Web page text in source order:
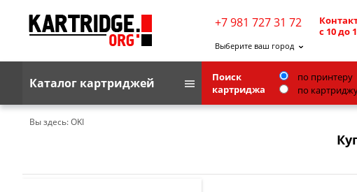
+7 981 727 31 72
с 10 до
Выберите ваш город
Каталог картриджей
Brother
HP
Kodak
Поиск
картриджа
по принтеру
по
Вы здесь:OKI